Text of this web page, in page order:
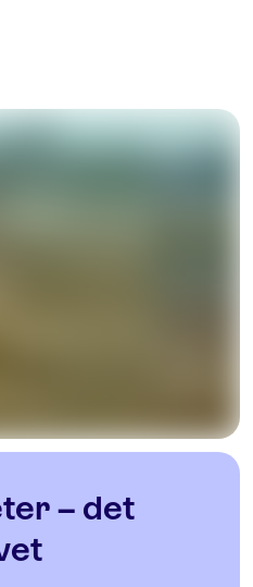
– det